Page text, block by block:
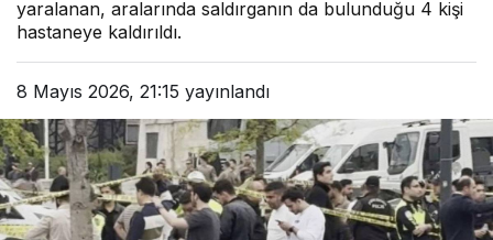
yaralanan, aralarında saldırganın da bulunduğu 4 kişi
hastaneye kaldırıldı.
8 Mayıs 2026, 21:15 yayınlandı